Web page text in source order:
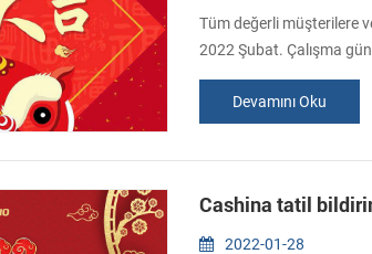
Tüm değerli müşterilere
2022 Şubat. Çalışma
iyi şanslar. Nazik
Devamını Oku
Cashina tatil
2022-01-28